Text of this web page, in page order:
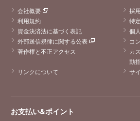
会社概要
採
利用規約
特
資金決済法に基づく表記
個
外部送信規律に関する公表
コ
著作権と不正アクセス
カ
動
リンクについて
サ
お支払い&ポイント